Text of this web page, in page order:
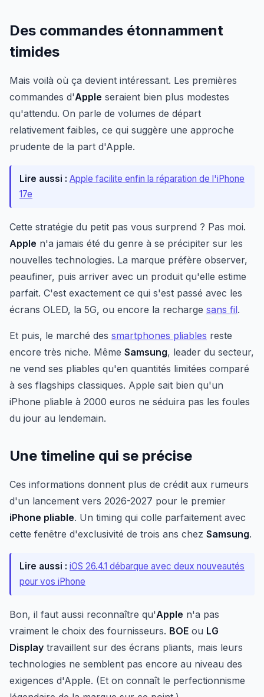
Des commandes étonnamment
timides
Mais voilà où ça devient intéressant. Les premières
commandes d'Apple seraient bien plus modestes
qu'attendu. On parle de volumes de départ
relativement faibles, ce qui suggère une approche
prudente de la part d'Apple.
Lire aussi : Apple facilite enfin la réparation de l'iPhone
17e
Cette stratégie du petit pas vous surprend ? Pas moi.
Apple n'a jamais été du genre à se précipiter sur les
nouvelles technologies. La marque préfère observer,
peaufiner, puis arriver avec un produit qu'elle estime
parfait. C'est exactement ce qui s'est passé avec les
écrans OLED, la 5G, ou encore la recharge sans fil.
Et puis, le marché des smartphones pliables reste
encore très niche. Même Samsung, leader du secteur,
ne vend ses pliables qu'en quantités limitées comparé
à ses flagships classiques. Apple sait bien qu'un
iPhone pliable à 2000 euros ne séduira pas les foules
du jour au lendemain.
Une timeline qui se précise
Ces informations donnent plus de crédit aux rumeurs
d'un lancement vers 2026-2027 pour le premier
iPhone pliable. Un timing qui colle parfaitement avec
cette fenêtre d'exclusivité de trois ans chez Samsung.
Lire aussi : iOS 26.4.1 débarque avec deux nouveautés
pour vos iPhone
Bon, il faut aussi reconnaître qu'Apple n'a pas
vraiment le choix des fournisseurs. BOE ou LG
Display travaillent sur des écrans pliants, mais leurs
technologies ne semblent pas encore au niveau des
exigences d'Apple. (Et on connaît le perfectionnisme